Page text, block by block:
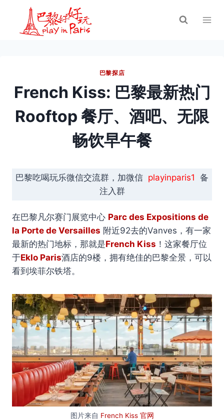
巴黎探店
French Kiss: 巴黎最新热门
Rooftop 餐厅、酒吧、无限
畅饮早午餐
巴黎吃喝玩乐微信交流群，加微信 playinparis1 备
注入群
在巴黎凡尔赛门展览中心 Parc des Expositions de
la Porte de Versailles 附近92去的Vanves，有一家
最新的热门地标，那就是French Kiss ！这家餐厅位
于Eklo Paris酒店的9楼，拥有绝佳的巴黎全景，可以
看到埃菲尔铁塔。
图片来自 French Kiss 官网